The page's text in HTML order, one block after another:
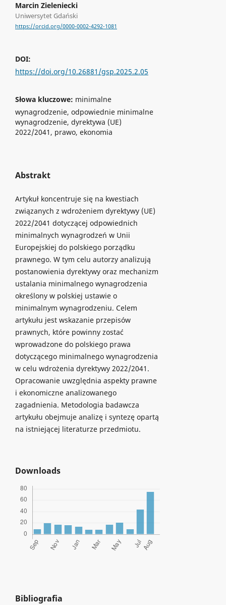
Marcin Zieleniecki
Uniwersytet Gdański
https://orcid.org/0000-0002-4292-1081
DOI:
https://doi.org/10.26881/gsp.2025.2.05
Słowa kluczowe: minimalne
wynagrodzenie, odpowiednie minimalne
wynagrodzenie, dyrektywa (UE)
2022/2041, prawo, ekonomia
Abstrakt
Artykuł koncentruje się na kwestiach
związanych z wdrożeniem dyrektywy (UE)
2022/2041 dotyczącej odpowiednich
minimalnych wynagrodzeń w Unii
Europejskiej do polskiego porządku
prawnego. W tym celu autorzy analizują
postanowienia dyrektywy oraz mechanizm
ustalania minimalnego wynagrodzenia
określony w polskiej ustawie o
minimalnym wynagrodzeniu. Celem
artykułu jest wskazanie przepisów
prawnych, które powinny zostać
wprowadzone do polskiego prawa
dotyczącego minimalnego wynagrodzenia
w celu wdrożenia dyrektywy 2022/2041.
Opracowanie uwzględnia aspekty prawne
i ekonomiczne analizowanego
zagadnienia. Metodologia badawcza
artykułu obejmuje analizę i syntezę opartą
na istniejącej literaturze przedmiotu.
Downloads
Bibliografia